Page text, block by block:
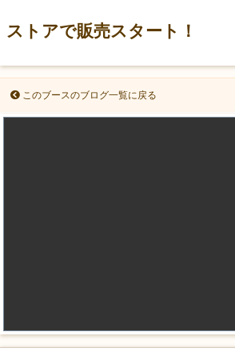
ストアで販売スタート！
このブースのブログ一覧に戻る